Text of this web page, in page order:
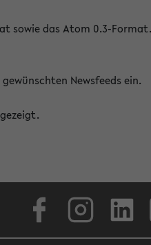
sowie das Atom 0.3-
Newsfeeds ein.